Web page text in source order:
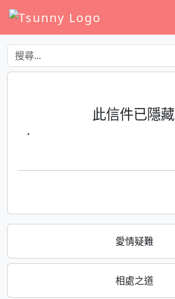
愛情疑難
相處之道
此信件已隱藏
·